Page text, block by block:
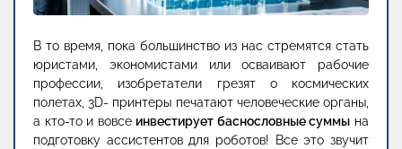
В то время, пока большинство из нас стремятся стать
юристами, экономистами или осваивают рабочие
профессии, изобретатели грезят о космических
полетах, 3D- принтеры печатают человеческие органы,
а кто-то и вовсе инвестирует баснословные суммы на
подготовку ассистентов для роботов! Все это звучит